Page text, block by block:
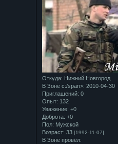
Откуда: Нижний Новгород
В Зоне с:/span>: 2010-04-30
Приглашений: 0
Опыт: 132
Уважение: +0
Доброта: +0
Пол: Мужской
Возраст: 33 [1992-11-07]
В Зоне провёл: